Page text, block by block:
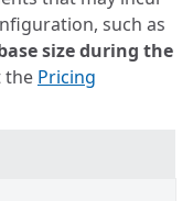
such as
size during the
the Pricing